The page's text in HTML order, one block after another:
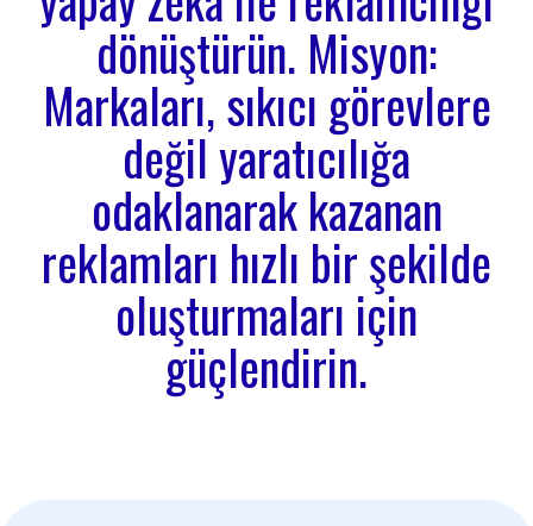
dönüştürün. Misyon:
Markaları, sıkıcı görevlere
değil yaratıcılığa
odaklanarak kazanan
reklamları hızlı bir şekilde
oluşturmaları için
güçlendirin.